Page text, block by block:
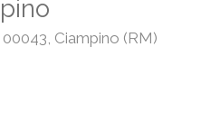
Ciampino (RM)